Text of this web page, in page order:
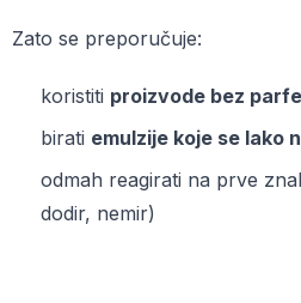
Zato se preporučuje:
koristiti proizvode bez
birati emulzije koje se lako
odmah reagirati na prve
dodir, nemir)